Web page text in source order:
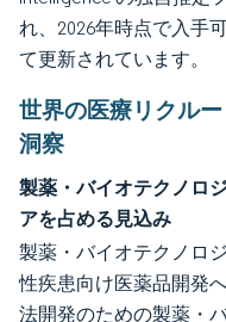
れ、2026年時点で入手
て更新されています。
世界の医療リクル
洞察
製薬・バイオテクノロ
アを占める見込み
製薬・バイオテクノロ
性疾患向け医薬品開発
法開発のための製薬・